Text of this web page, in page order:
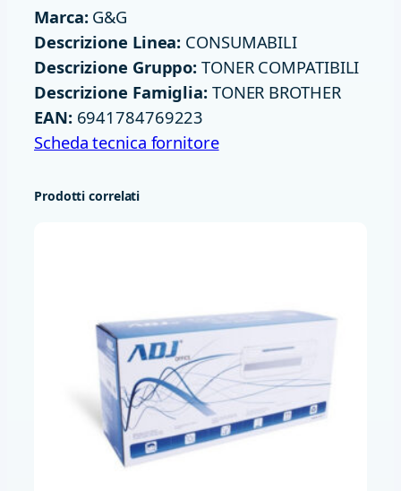
N
3
3
8
0
K
8
0
Marca:G&G
Descrizione Linea: CONSUMABILI
Descrizione Gruppo: TONER COMPATIBILI
Descrizione Famiglia:TONER BROTHER
EAN:6941784769223
Scheda tecnica fornitore
Prodotti correlati